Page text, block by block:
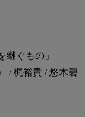
継ぐもの」
/ 梶裕貴 / 悠木碧